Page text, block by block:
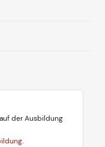
der Ausbildung
.